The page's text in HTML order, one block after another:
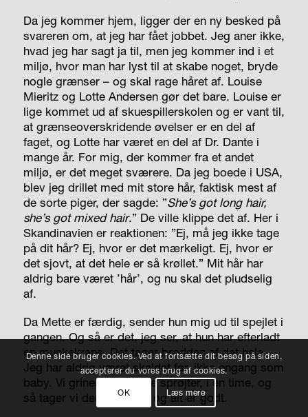
Da jeg kommer hjem, ligger der en ny besked på
svareren om, at jeg har fået jobbet. Jeg aner ikke,
hvad jeg har sagt ja til, men jeg kommer ind i et
miljø, hvor man har lyst til at skabe noget, bryde
nogle grænser – og skal rage håret af. Louise
Mieritz og Lotte Andersen gør det bare. Louise er
lige kommet ud af skuespillerskolen og er vant til,
at grænseoverskridende øvelser er en del af
faget, og Lotte har været en del af Dr. Dante i
mange år. For mig, der kommer fra et andet
miljø, er det meget sværere. Da jeg boede i USA,
blev jeg drillet med mit store hår, faktisk mest af
de sorte piger, der sagde: ”She’s got long hair,
she’s got mixed hair.” De ville klippe det af. Her i
Skandinavien er reaktionen: ”Ej, må jeg ikke tage
på dit hår? Ej, hvor er det mærkeligt. Ej, hvor er
det sjovt, at det hele er så krøllet.” Mit hår har
aldrig bare været ’hår’, og nu skal det pludselig
af.
Da Mette er færdig, sender hun mig ud til spejlet i
gangen. Og så er det, jeg ser, at hun har efterladt
en munkekrans. Det tager brodden af det hele.
Jeg har aldrig været skaldet før, ikke engang som
baby. Vi griner, så tårerne sprøjter, i en time, og
så tager vi den krans af, og alt er godt.
Denne side bruger cookies. Ved at fortsætte dit besøg på siden,
accepterer du vores brug af cookies.
OK Læs mere